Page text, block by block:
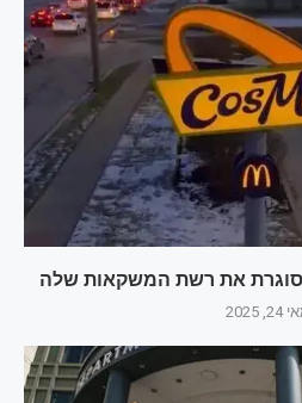
סוגרת את רשת המשקאות שלה
2025